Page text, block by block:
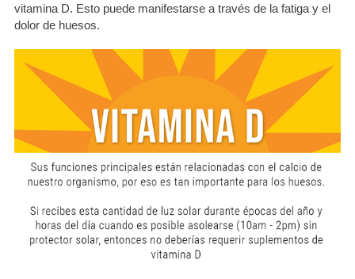
vitamina D. Esto puede manifestarse a través de la fatiga y el
dolor de huesos.